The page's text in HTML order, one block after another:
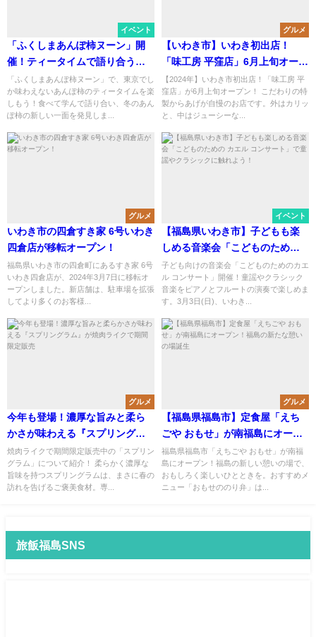
イベント
「ふくしまあんぽ柿ヌーン」開
催！ティータイムで語り合う、
あんぽ柿の魅力と歴史
「ふくしまあんぽ柿ヌーン」で、東京でし
か味わえないあんぽ柿のティータイムを楽
しもう！食べて学んで語り合い、冬のあん
ぽ柿の新しい一面を発見しま...
グルメ
【いわき市】いわき初出店！
「味工房 平窪店」6月上旬オープ
ンするらしい！こだわりの特製
からあげが自慢
【2024年】いわき市初出店！「味工房 平
窪店」が6月上旬オープン！ こだわりの特
製からあげが自慢のお店です。外はカリッ
と、中はジューシーな...
グルメ
いわき市の四倉すき家 6号いわき
四倉店が移転オープン！
福島県いわき市の四倉町にあるすき家 6号
いわき四倉店が、2024年3月7日に移転オ
ープンしました。新店舗は、駐車場を拡張
してより多くのお客様...
イベント
【福島県いわき市】子どもも楽
しめる音楽会「こどものための
カエル コンサート」で童謡やク
ラシックに触れよう！
子ども向けの音楽会「こどものためのカエ
ル コンサート」開催！童謡やクラシック
音楽をピアノとフルートの演奏で楽しめま
す。3月3日(日)、いわき...
グルメ
今年も登場！濃厚な旨みと柔ら
かさが味わえる『スプリングラ
ム』が焼肉ライクで期間限定販
売
焼肉ライクで期間限定販売中の「スプリン
グラム」について紹介！ 柔らかく濃厚な
旨味を持つスプリングラムは、まさに春の
訪れを告げるご褒美食材。専...
グルメ
【福島県福島市】定食屋「えち
ごや おもせ」が南福島にオープ
ン！福島の新たな憩いの場誕生
福島県福島市「えちごや おもせ」が南福
島にオープン！福島の新しい憩いの場で、
おもしろく楽しいひとときを。おすすめメ
ニュー「おもせののり弁」は...
旅飯福島SNS